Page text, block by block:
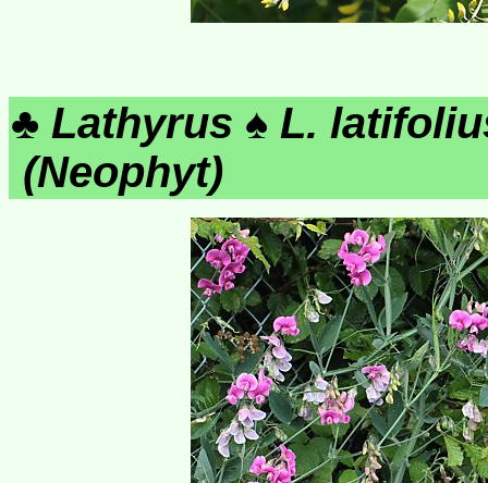
♣ Lathyrus ♠ L.
(Neophyt)